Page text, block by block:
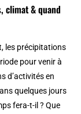
climat & quand
les précipitations
pour venir à
d’activités en
quelques jours
fera-t-il ? Que